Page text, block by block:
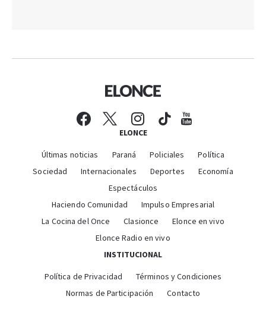
ELONCE
Últimas noticias Paraná Policiales
Política
Sociedad
Internacionales Deportes
Economía
Espectáculos
Haciendo Comunidad
Impulso Empresarial
La Cocina del Once
Clasionce
Elonce en vivo
Elonce Radio en vivo
INSTITUCIONAL
Política de Privacidad
Términos y Condiciones
Normas de Participación
Contacto